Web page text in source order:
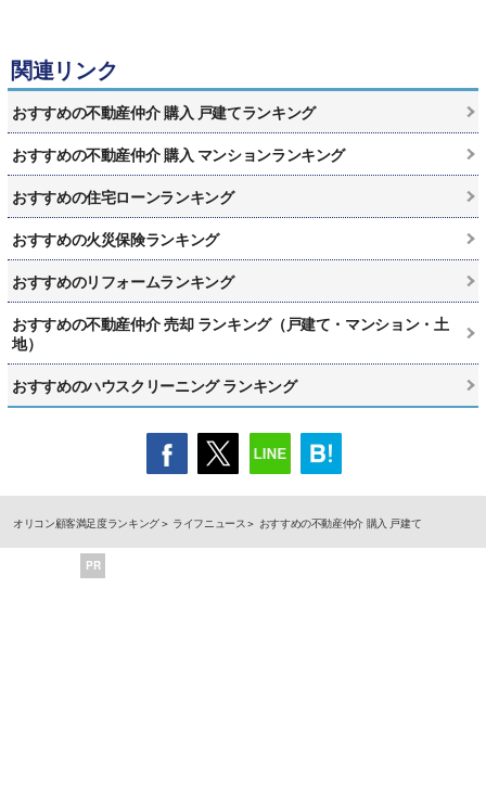
関連リンク
おすすめの不動産仲介 購入 戸建てランキング
おすすめの不動産仲介 購入 マンションランキング
おすすめの住宅ローンランキング
おすすめの火災保険ランキング
おすすめのリフォームランキング
おすすめの不動産仲介 売却 ランキング（戸建て・マンション・土
地）
おすすめのハウスクリーニング ランキング
オリコン顧客満足度ランキング ライフニュース おすすめの不動産仲介 購入 戸建て
PR